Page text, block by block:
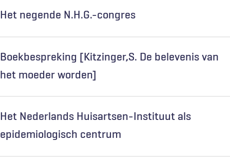
Het negende N.H.G.-congres
Boekbespreking [Kitzinger,S. De belevenis van
het moeder worden]
Het Nederlands Huisartsen-Instituut als
epidemiologisch centrum